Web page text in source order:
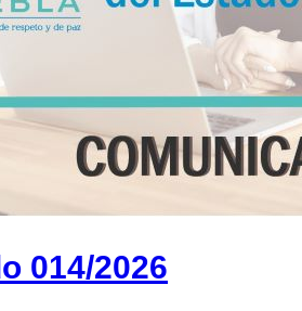
014/2026